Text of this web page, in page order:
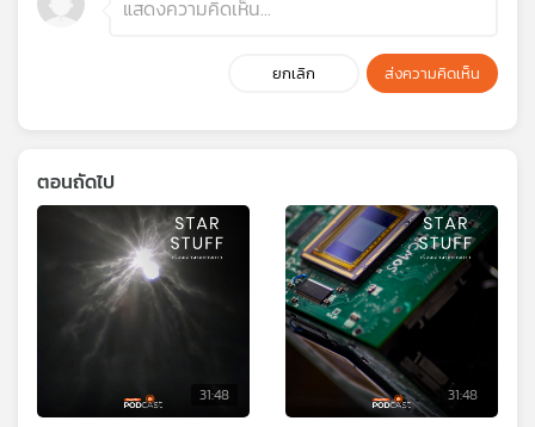
ยกเลิก ส่งความคิดเห็น
ตอนถัดไป
31:48 31:48